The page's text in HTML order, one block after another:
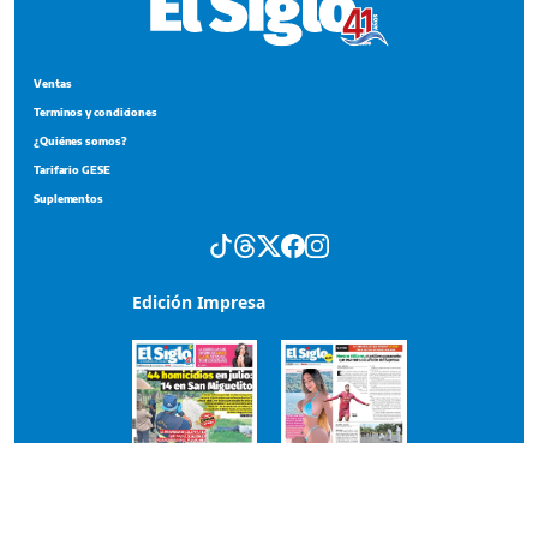
Ventas
Terminos y condiciones
¿Quiénes somos?
Tarifario GESE
Suplementos
Edición Impresa